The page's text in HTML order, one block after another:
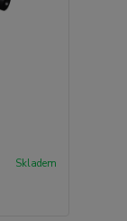
Skladem